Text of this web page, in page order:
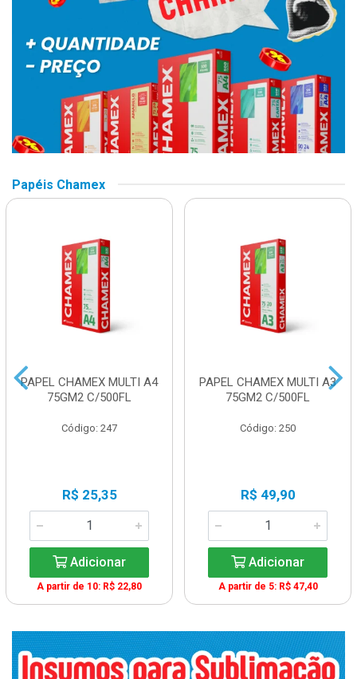
Papéis Chamex
PAPEL CHAMEX MULTI A4
75GM2 C/500FL
Código: 247
R$ 25,35
Adicionar
A partir de 10: R$ 22,80
PAPEL CHAMEX MULTI A3
75GM2 C/500FL
Código: 250
R$ 49,90
Adicionar
A partir de 5: R$ 47,40